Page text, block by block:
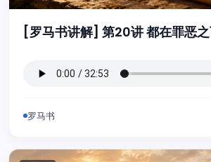
[罗马书讲解] 第20讲 都在罪恶
罗马书